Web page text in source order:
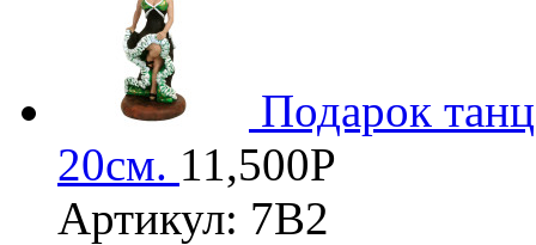
Подарок
20см. 11,500Р
Артикул: 7В2